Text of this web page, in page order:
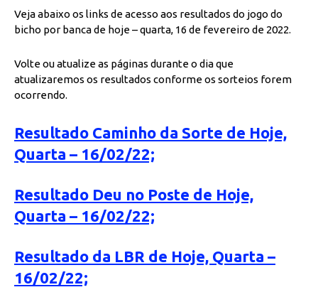
Veja abaixo os links de acesso aos resultados do jogo do
bicho por banca de hoje – quarta, 16 de fevereiro de 2022.
Volte ou atualize as páginas durante o dia que
atualizaremos os resultados conforme os sorteios forem
ocorrendo.
Resultado Caminho da Sorte de Hoje,
Quarta – 16/02/22;
Resultado Deu no Poste de Hoje,
Quarta – 16/02/22;
Resultado da LBR de Hoje, Quarta –
16/02/22;